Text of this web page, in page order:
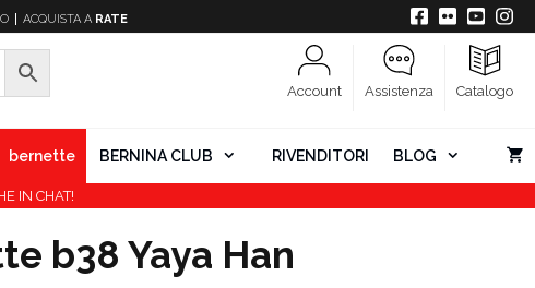
ACQUISTA A RATE
Account Assistenza Catalogo
bernette BERNINA CLUB RIVENDITORI BLOG
IN CHAT!
b38 Yaya Han